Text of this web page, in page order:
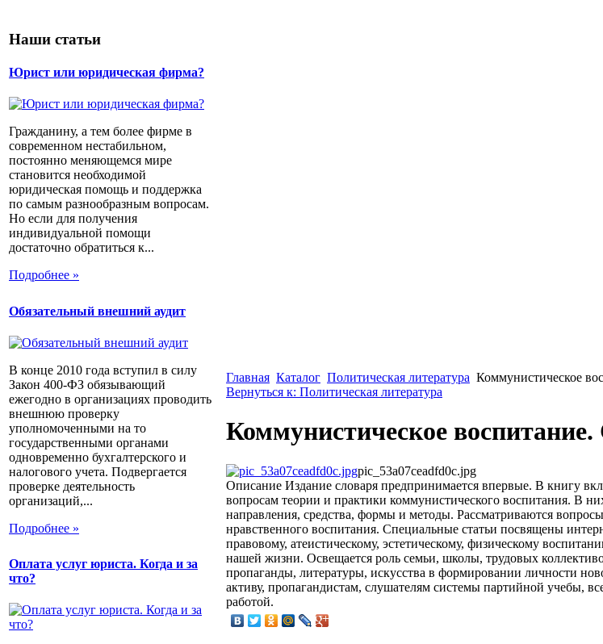
Наши статьи
Юрист или юридическая фирма?
Гражданину, а тем более фирме в
современном нестабильном,
постоянно меняющемся мире
становится необходимой
юридическая помощь и поддержка
по самым разнообразным вопросам.
Но если для получения
индивидуальной помощи
достаточно обратиться к...
Подробнее »
Обязательный внешний аудит
В конце 2010 года вступил в силу
Закон 400-ФЗ обязывающий
ежегодно в организациях проводить
внешнюю проверку
уполномоченными на то
государственными органами
одновременно бухгалтерского и
налогового учета. Подвергается
проверке деятельность
организаций,...
Подробнее »
Оплата услуг юриста. Когда и за
что?
Главная Каталог Политическая литература Коммунистическое
Вернуться к: Политическая литература
Коммунистическое
pic_53a07ceadfd0c.jpg
Описание Издание словаря предпринимается впервые. В книгу
вопросам теории и практики коммунистического воспитания. В
направления, средства, формы и методы. Рассматриваются
нравственного воспитания. Специальные статьи посвящены
правовому, атеистическому, эстетическому, физическому
нашей жизни. Освещается роль семьи, школы, трудовых
пропаганды, литературы, искусства в формировании личности
активу, пропагандистам, слушателям системы партийной учебы,
работой.